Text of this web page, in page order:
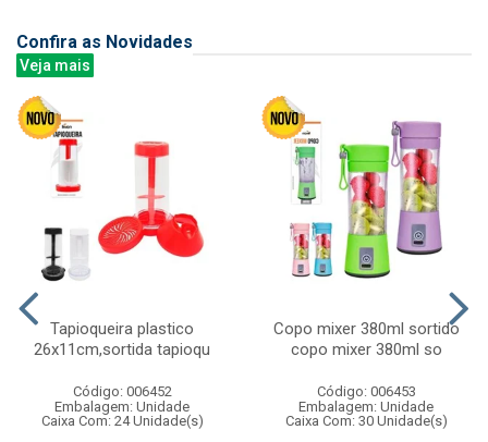
Confira as Novidades
Veja mais
Tapioqueira plastico
26x11cm,sortida tapioqu
Código: 006452
Embalagem: Unidade
Caixa Com: 24 Unidade(s)
Copo mixer 380ml sortido
copo mixer 380ml so
Código: 006453
Embalagem: Unidade
Caixa Com: 30 Unidade(s)